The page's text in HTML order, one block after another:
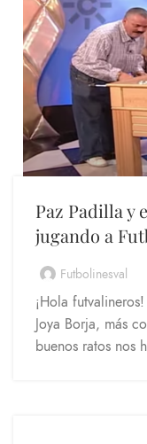
Paz Padilla y
jugando a
Futbolinesval
¡Hola
Joya Borja, más
buenos ratos nos